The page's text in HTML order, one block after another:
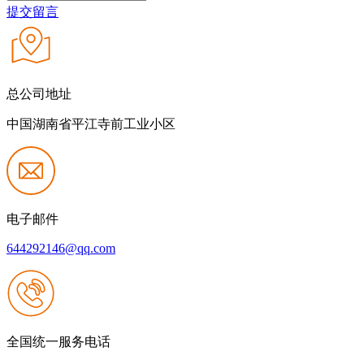
提交留言
总公司地址
中国湖南省平江寺前工业小区
电子邮件
644292146@qq.com
全国统一服务电话